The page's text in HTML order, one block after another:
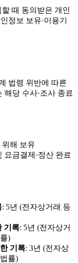
때 동의받은 개인
정보 보유·이용기
법령 위반에 따른
해당 수사·조사 종료
해 보유
요금결제·정산 완료
: 5년 (전자상거래 등
기록: 5년 (전자상거
)
기록: 3년 (전자상
률)